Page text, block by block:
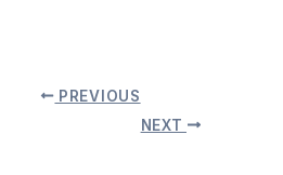
PREVIOUS
NEXT